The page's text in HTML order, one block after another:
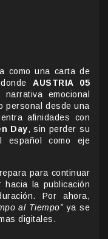
como una carta de
dondeAUSTRIA 05
emocional
personal desde una
afinidades con
Day, sin perder su
español como eje
para continuar
hacia la publicación
Por ahora,
al Tiempo” ya se
digitales.